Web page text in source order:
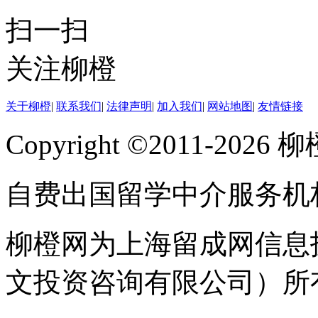
扫一扫
关注柳橙
关于柳橙| 联系我们| 法律声明| 加入我们| 网站地图| 友情链接
Copyright ©2011-2026
自费出国留学中介服务
柳橙网为上海留成网信
文投资咨询有限公司）所